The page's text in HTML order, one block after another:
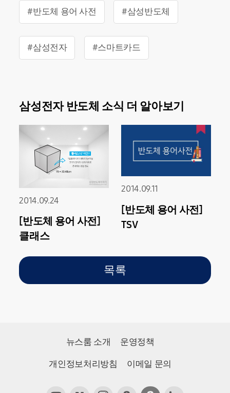
#반도체 용어 사전 #삼성반도체
#삼성전자 #스마트카드
삼성전자 반도체 소식 더 알아보기
2014.09.24
[반도체 용어 사전]
클래스
2014.09.11
[반도체 용어 사전]
TSV
목록
뉴스룸 소개 운영정책
개인정보처리방침 이메일 문의